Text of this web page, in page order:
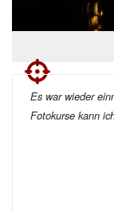
Es war wieder
Fotokurse kann